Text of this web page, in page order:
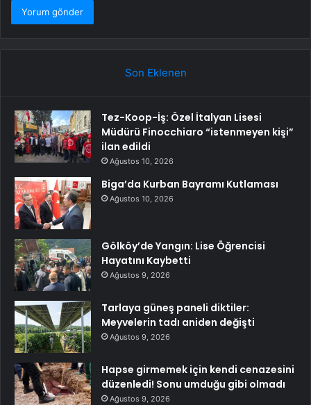
Son Eklenen
Tez-Koop-İş: Özel İtalyan Lisesi
Müdürü Finocchiaro “istenmeyen kişi”
ilan edildi
Ağustos 10, 2026
Biga’da Kurban Bayramı Kutlaması
Ağustos 10, 2026
Gölköy’de Yangın: Lise Öğrencisi
Hayatını Kaybetti
Ağustos 9, 2026
Tarlaya güneş paneli diktiler:
Meyvelerin tadı aniden değişti
Ağustos 9, 2026
Hapse girmemek için kendi cenazesini
düzenledi! Sonu umduğu gibi olmadı
Ağustos 9, 2026